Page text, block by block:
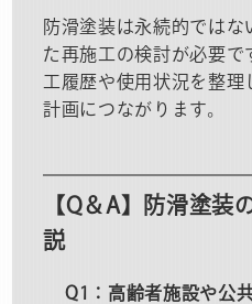
防滑塗装は永続的では
た再施工の検討が必要で
工履歴や使用状況を整理
計画につながります。
【Q＆A】防滑塗装
説
Q1：高齢者施設や公